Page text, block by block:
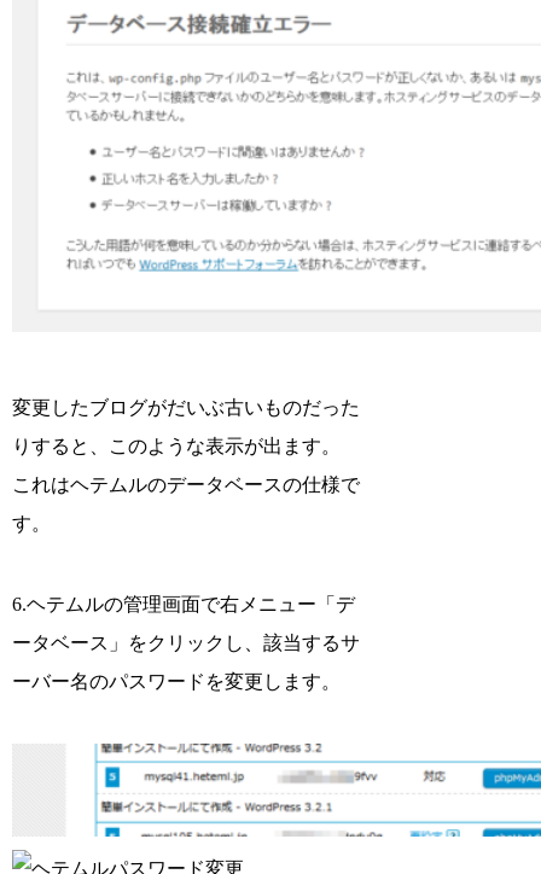
変更したブログがだいぶ古いものだった
りすると、このような表示が出ます。
これはヘテムルのデータベースの仕様で
す。
6.ヘテムルの管理画面で右メニュー「デ
ータベース」をクリックし、該当するサ
ーバー名のパスワードを変更します。